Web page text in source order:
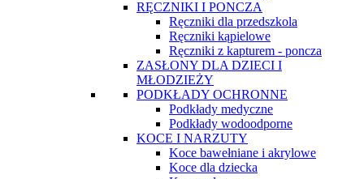
RĘCZNIKI I PONCZA
Ręczniki dla przedszkola
Ręczniki kąpielowe
Ręczniki z kapturem - poncza
ZASŁONY DLA DZIECI I
MŁODZIEŻY
PODKŁADY OCHRONNE
Podkłady medyczne
Podkłady wodoodporne
KOCE I NARZUTY
Koce bawełniane i akrylowe
Koce dla dziecka